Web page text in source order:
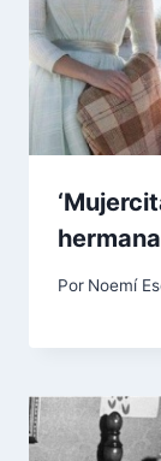
Por Noemí